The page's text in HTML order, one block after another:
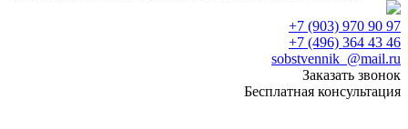
+7 (903) 970 90 97
+7 (496) 364 43 46
sobstvennik_@mail.ru
Заказать звонок
Бесплатная консультация